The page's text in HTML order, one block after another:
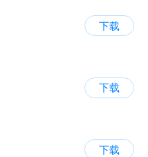
下载
下载
下载